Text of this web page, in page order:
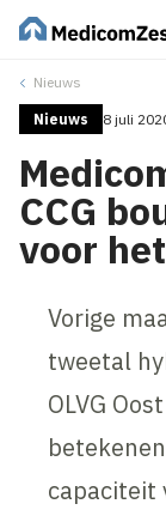
Nieuws
Nieuws 8 juli
CCG
voor
Vorige
tweetal
OLVG
capaciteit